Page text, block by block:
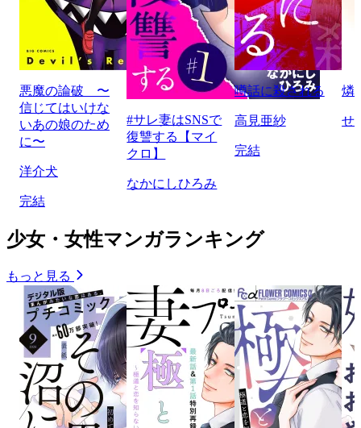
悪魔の論破 〜
信じてはいけな
いあの娘のため
に〜
洋介犬
完結
#サレ妻はSNSで
復讐する【マイ
クロ】
なかにしひろみ
噂話に殺される
高見亜紗
完結
燐
せ
少女・女性マンガランキング
もっと見る